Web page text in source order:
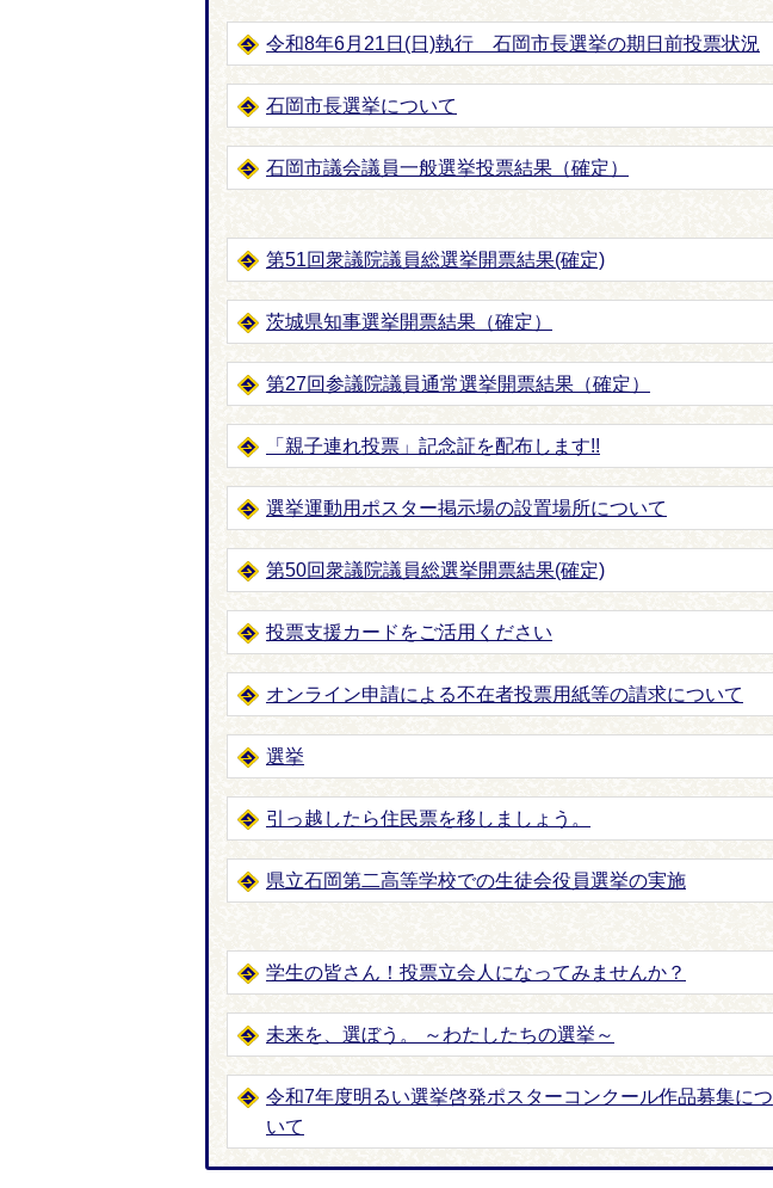
令和8年6月21日(日)執行 石岡市長選挙の期日前投票状況
石岡市長選挙について
石岡市議会議員一般選挙投票結果（確定）
第51回衆議院議員総選挙開票結果(確定)
茨城県知事選挙開票結果（確定）
第27回参議院議員通常選挙開票結果（確定）
「親子連れ投票」記念証を配布します!!
選挙運動用ポスター掲示場の設置場所について
第50回衆議院議員総選挙開票結果(確定)
投票支援カードをご活用ください
オンライン申請による不在者投票用紙等の請求について
選挙
引っ越したら住民票を移しましょう。
県立石岡第二高等学校での生徒会役員選挙の実施
学生の皆さん！投票立会人になってみませんか？
未来を、選ぼう。 ～わたしたちの選挙～
令和7年度明るい選挙啓発ポスターコンクール作品募集につ
いて